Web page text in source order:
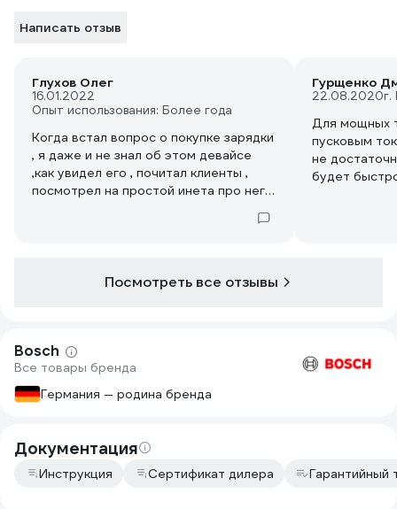
Написать отзыв
Глухов Олег
16.01.2022
Опыт использования: Более года
Когда встал вопрос о покупке зарядки
, я даже и не знал об этом девайсе
,как увидел его , почитал клиенты ,
посмотрел на простой инета про него
остался очень доволен. Качественная
Гурщенко
22.08.2020
Для мощных
пусковым
не
будет
Посмотреть все отзывы
Bosch
Все товары бренда
Германия — родина бренда
Документация
Инструкция Сертификат дилера Гарантийный